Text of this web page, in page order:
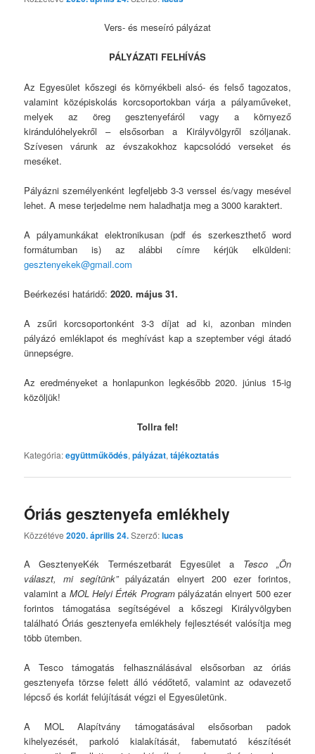
Vers- és meseíró pályázat
PÁLYÁZATI FELHÍVÁS
Az Egyesület kőszegi és környékbeli alsó- és felső tagozatos,
valamint középiskolás korcsoportokban várja a pályaműveket,
melyek az öreg gesztenyefáról vagy a környező
kirándulóhelyekről – elsősorban a Királyvölgyről szóljanak.
Szívesen várunk az évszakokhoz kapcsolódó verseket és
meséket.
Pályázni személyenként legfeljebb 3-3 verssel és/vagy mesével
lehet. A mese terjedelme nem haladhatja meg a 3000 karaktert.
A pályamunkákat elektronikusan (pdf és szerkeszthető word
formátumban is) az alábbi címre kérjük elküldeni:
gesztenyekek@gmail.com
Beérkezési határidő:2020. május 31.
A zsűri korcsoportonként 3-3 díjat ad ki, azonban minden
pályázó emléklapot és meghívást kap a szeptember végi átadó
ünnepségre.
Az eredményeket a honlapunkon legkésőbb 2020. június 15-ig
közöljük!
Tollra fel!
Kategória:együttműködés,pályázat,tájékoztatás
Óriás gesztenyefa emlékhely
Közzétéve2020. április 24.Szerző:lucas
A GesztenyeKék Természetbarát Egyesület a Tesco „Ön
választ, mi segítünk”pályázatán elnyert 200 ezer forintos,
valamint a MOL Helyi Érték Programpályázatán elnyert 500 ezer
forintos támogatása segítségével a kőszegi Királyvölgyben
található Óriás gesztenyefa emlékhely fejlesztését valósítja meg
több ütemben.
A Tesco támogatás felhasználásával elsősorban az óriás
gesztenyefa törzse felett álló védőtető, valamint az odavezető
lépcső és korlát felújítását végzi el Egyesületünk.
A MOL Alapítvány támogatásával elsősorban padok
kihelyezését, parkoló kialakítását, fabemutató készítését